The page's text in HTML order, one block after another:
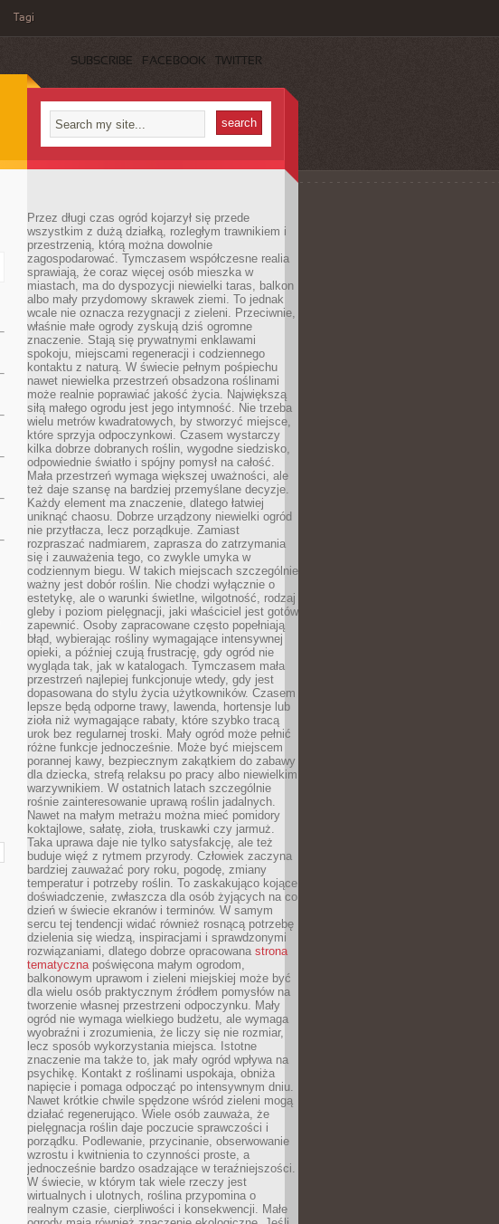
Tagi
SUBSCRIBE FACEBOOK TWITTER
Przez długi czas ogród kojarzył się przede
wszystkim z dużą działką, rozległym trawnikiem i
przestrzenią, którą można dowolnie
zagospodarować. Tymczasem współczesne realia
sprawiają, że coraz więcej osób mieszka w
miastach, ma do dyspozycji niewielki taras, balkon
albo mały przydomowy skrawek ziemi. To jednak
wcale nie oznacza rezygnacji z zieleni. Przeciwnie,
właśnie małe ogrody zyskują dziś ogromne
znaczenie. Stają się prywatnymi enklawami
spokoju, miejscami regeneracji i codziennego
kontaktu z naturą. W świecie pełnym pośpiechu
nawet niewielka przestrzeń obsadzona roślinami
może realnie poprawiać jakość życia. Największą
siłą małego ogrodu jest jego intymność. Nie trzeba
wielu metrów kwadratowych, by stworzyć miejsce,
które sprzyja odpoczynkowi. Czasem wystarczy
kilka dobrze dobranych roślin, wygodne siedzisko,
odpowiednie światło i spójny pomysł na całość.
Mała przestrzeń wymaga większej uważności, ale
też daje szansę na bardziej przemyślane decyzje.
Każdy element ma znaczenie, dlatego łatwiej
uniknąć chaosu. Dobrze urządzony niewielki ogród
nie przytłacza, lecz porządkuje. Zamiast
rozpraszać nadmiarem, zaprasza do zatrzymania
się i zauważenia tego, co zwykle umyka w
codziennym biegu. W takich miejscach szczególnie
ważny jest dobór roślin. Nie chodzi wyłącznie o
estetykę, ale o warunki świetlne, wilgotność, rodzaj
gleby i poziom pielęgnacji, jaki właściciel jest gotów
zapewnić. Osoby zapracowane często popełniają
błąd, wybierając rośliny wymagające intensywnej
opieki, a później czują frustrację, gdy ogród nie
wygląda tak, jak w katalogach. Tymczasem mała
przestrzeń najlepiej funkcjonuje wtedy, gdy jest
dopasowana do stylu życia użytkowników. Czasem
lepsze będą odporne trawy, lawenda, hortensje lub
zioła niż wymagające rabaty, które szybko tracą
urok bez regularnej troski. Mały ogród może pełnić
różne funkcje jednocześnie. Może być miejscem
porannej kawy, bezpiecznym zakątkiem do zabawy
dla dziecka, strefą relaksu po pracy albo niewielkim
warzywnikiem. W ostatnich latach szczególnie
rośnie zainteresowanie uprawą roślin jadalnych.
Nawet na małym metrażu można mieć pomidory
koktajlowe, sałatę, zioła, truskawki czy jarmuż.
Taka uprawa daje nie tylko satysfakcję, ale też
buduje więź z rytmem przyrody. Człowiek zaczyna
bardziej zauważać pory roku, pogodę, zmiany
temperatur i potrzeby roślin. To zaskakująco kojące
doświadczenie, zwłaszcza dla osób żyjących na co
dzień w świecie ekranów i terminów. W samym
sercu tej tendencji widać również rosnącą potrzebę
dzielenia się wiedzą, inspiracjami i sprawdzonymi
rozwiązaniami, dlatego dobrze opracowana strona
tematycznapoświęcona małym ogrodom,
balkonowym uprawom i zieleni miejskiej może być
dla wielu osób praktycznym źródłem pomysłów na
tworzenie własnej przestrzeni odpoczynku. Mały
ogród nie wymaga wielkiego budżetu, ale wymaga
wyobraźni i zrozumienia, że liczy się nie rozmiar,
lecz sposób wykorzystania miejsca. Istotne
znaczenie ma także to, jak mały ogród wpływa na
psychikę. Kontakt z roślinami uspokaja, obniża
napięcie i pomaga odpocząć po intensywnym dniu.
Nawet krótkie chwile spędzone wśród zieleni mogą
działać regenerująco. Wiele osób zauważa, że
pielęgnacja roślin daje poczucie sprawczości i
porządku. Podlewanie, przycinanie, obserwowanie
wzrostu i kwitnienia to czynności proste, a
jednocześnie bardzo osadzające w teraźniejszości.
W świecie, w którym tak wiele rzeczy jest
wirtualnych i ulotnych, roślina przypomina o
realnym czasie, cierpliwości i konsekwencji. Małe